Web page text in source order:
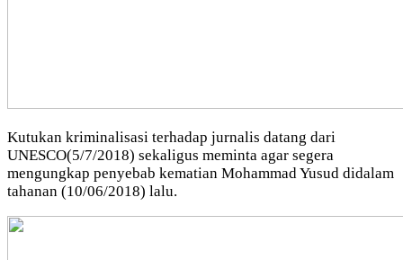
Kutukan kriminalisasi terhadap jurnalis datang dari
UNESCO(5/7/2018) sekaligus meminta agar segera
mengungkap penyebab kematian Mohammad Yusud didalam
tahanan (10/06/2018) lalu.